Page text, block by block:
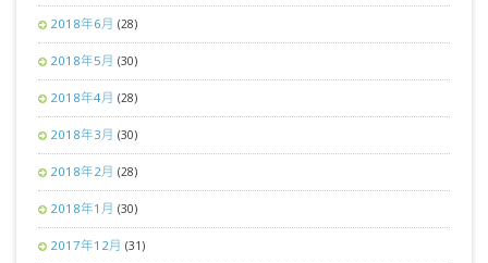
2018年6月 (28)
2018年5月 (30)
2018年4月 (28)
2018年3月 (30)
2018年2月 (28)
2018年1月 (30)
2017年12月 (31)